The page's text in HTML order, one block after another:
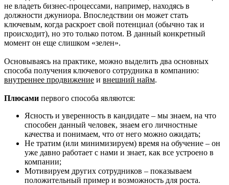
не владеть бизнес-процессами, например, находясь в
должности джуниора. Впоследствии он может стать
ключевым, когда раскроет свой потенциал (обычно так и
происходит), но это только потом. В данный конкретный
момент он еще слишком «зелен».
Основываясь на практике, можно выделить два основных
способа получения ключевого сотрудника в компанию:
внутреннее продвижение и внешний найм.
Плюсами первого способа являются:
Ясность и уверенность в кандидате – мы знаем, на что
способен данный человек, знаем его личностные
качества и понимаем, что от него можно ожидать;
Не тратим (или минимизируем) время на обучение – он
уже давно работает с нами и знает, как все устроено в
компании;
Мотивируем других сотрудников – показываем
положительный пример и возможность для роста.